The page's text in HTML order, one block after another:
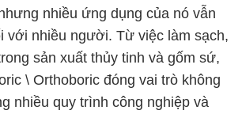
nhiều ứng dụng của nó vẫn
với nhiều người. Từ việc làm sạch,
sản xuất thủy tinh và gốm sứ,
\ Orthoboric đóng vai trò không
nhiều quy trình công nghiệp và